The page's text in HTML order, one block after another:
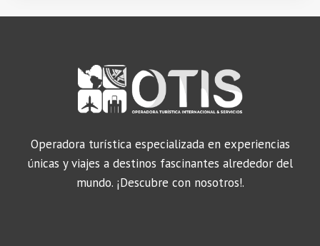
Operadora turística especializada en experiencias
únicas y viajes a destinos fascinantes alrededor del
mundo. ¡Descubre con nosotros!.